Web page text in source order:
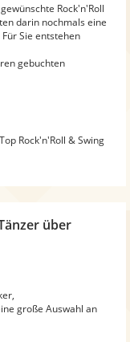
Rock'n'Roll
darin nochmals eine
Sie entstehen
gebuchten
Rock'n'Roll & Swing
über
große Auswahl an